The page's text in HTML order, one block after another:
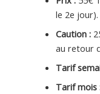
le 2e jour).
Caution :
au retour
Tarif
Tarif mois